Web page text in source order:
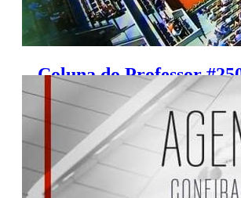
Coluna do Professor
Albio Melchioretto